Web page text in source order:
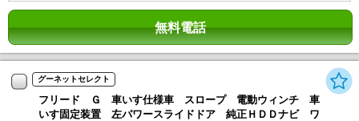
無料電話
グーネットセレクト
フリード Ｇ 車いす仕様車 スロープ 電動ウィンチ 車
いす固定装置 左パワースライドドア 純正ＨＤＤナビ ワ